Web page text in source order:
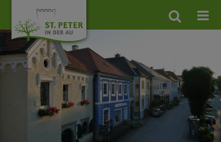
Site
search